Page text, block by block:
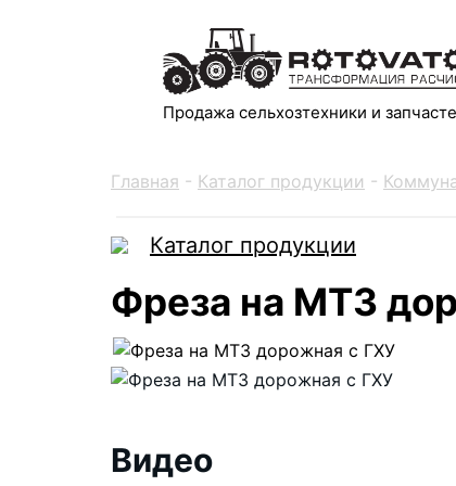
Продажа сельхозтехники и
Главная - Каталог продукции -
Каталог продукции
Фреза на МТЗ
Видео